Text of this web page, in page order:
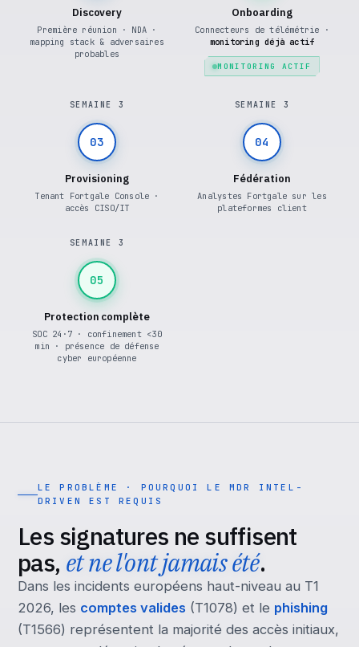
Discovery
Première réunion · NDA ·
mapping stack & adversaires
probables
Onboarding
Connecteurs de télémétrie ·
monitoring déjà actif
MONITORING ACTIF
SEMAINE 3
03
Provisioning
Tenant Fortgale Console ·
accès CISO/IT
SEMAINE 3
04
Fédération
Analystes Fortgale sur les
plateformes client
SEMAINE 3
05
Protection complète
SOC 24·7 · confinement <30
min · présence de défense
cyber européenne
LE PROBLÈME · POURQUOI LE MDR INTEL-
DRIVEN EST REQUIS
Les signatures ne suffisent
pas, et ne l'ont jamais été.
Dans les incidents européens haut-niveau au T1
2026, les comptes valides (T1078) et le phishing
(T1566) représentent la majorité des accès initiaux,